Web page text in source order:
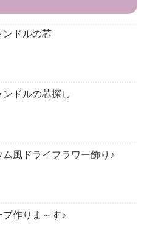
ンドルの芯
ンドルの芯探し
ム風ドライフラワー飾り♪
プ作りま～す♪